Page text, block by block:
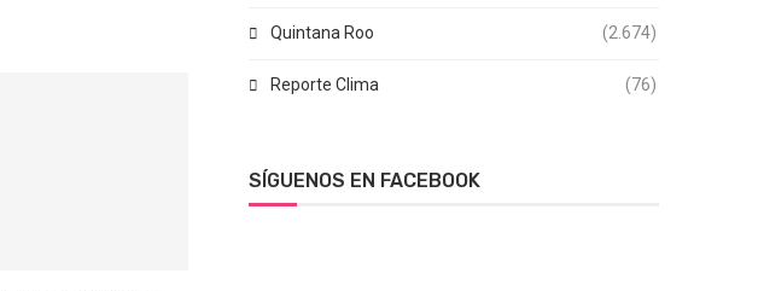
Quintana Roo (2.674)
Reporte Clima (76)
SÍGUENOS EN FACEBOOK